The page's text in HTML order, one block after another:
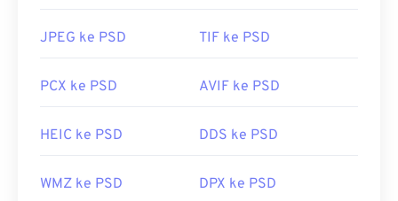
JPEG ke PSD TIF ke PSD
PCX ke PSD AVIF ke PSD
HEIC ke PSD DDS ke PSD
WMZ ke PSD DPX ke PSD